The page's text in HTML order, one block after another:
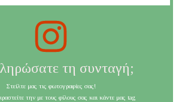
τη συνταγή;
Στείλτε μας τις φωτογραφίες σας!
την με τους φίλους σας και κάντε μας tag